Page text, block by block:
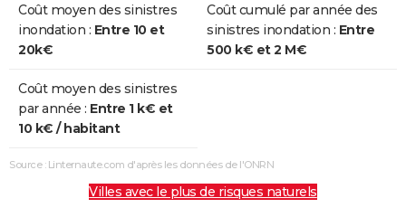
Inondations
et/ou
Coulées de
15/03/2015 17/03/2015 3 j Oui
Chocs
Mécaniques
liés à l'action
05/11/2011
Coût moyen des sinistres
inondation : Entre 10 et
20k€
Coût cumulé par année des
sinistres inondation : Entre
500 k€ et 2 M€
Coût moyen des sinistres
par année : Entre 1 k€ et
10 k€ / habitant
Source : Linternaute.com d'après les données de l'ONRN
Villes avec le plus de risques naturels